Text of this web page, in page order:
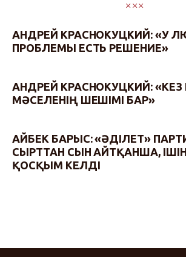
АНДРЕЙ КРАСНОКУЦКИЙ: «У
ПРОБЛЕМЫ ЕСТЬ РЕШЕНИЕ»
АНДРЕЙ КРАСНОКУЦКИЙ: «КЕЗ
МӘСЕЛЕНІҢ ШЕШІМІ БАР»
АЙБЕК БАРЫС: «ӘДІЛЕТ»
СЫРТТАН СЫН АЙТҚАНША,
ҚОСҚЫМ КЕЛДІ